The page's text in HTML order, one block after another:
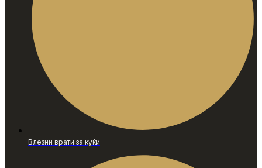
Влезни врати за куќи